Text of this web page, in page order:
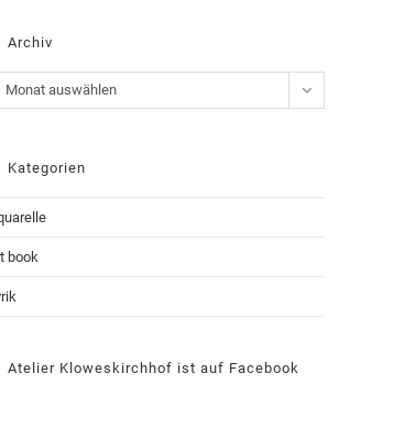
Archiv
Monat auswählen
Kategorien
book
Atelier Kloweskirchhof ist auf Facebook